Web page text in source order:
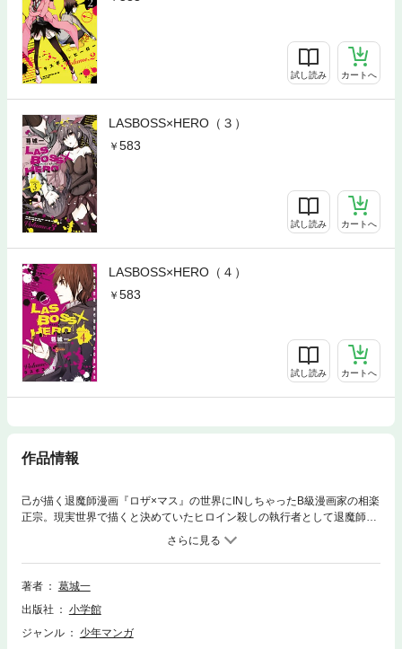
試し読み カートへ
LASBOSS×HERO（３）
583
試し読み カートへ
LASBOSS×HERO（４）
583
試し読み カートへ
作品情報
己が描く退魔師漫画『ロザ×マス』の世界にINしちゃったB級漫画家の相楽
正宗。現実世界で描くと決めていたヒロイン殺しの執行者として退魔師た
ちの懐に入り、当事者ニナとも疑似ラブコメまでして頑張ってました！
ですが、突然中世RPG的な世界観が学園モノに変わってしまったり、ふわ
っと作っていたキャラが必要以上に勝手したりと、いかんせん混沌、カオ
ス化してきまして…だもんで今巻はすげー展開の連続ですッ！
著者
葛城一
出版社
小学館
ジャンル
少年マンガ